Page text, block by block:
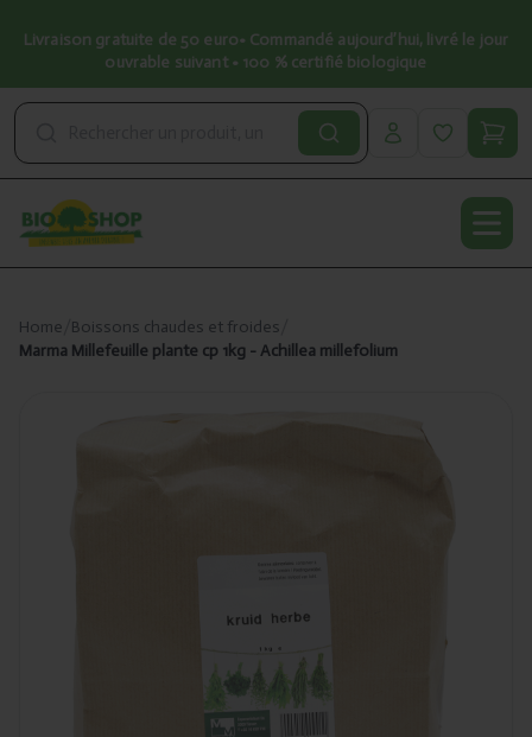
Livraison gratuite de 50 euro• Commandé aujourd’hui, livré le jour
ouvrable suivant • 100 % certifié biologique
Home Boissons chaudes et froides
Marma Millefeuille plante cp 1kg - Achillea millefolium